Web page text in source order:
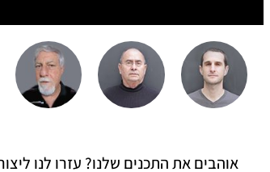
אוהבים את התכנים שלנו? עזרו לנו